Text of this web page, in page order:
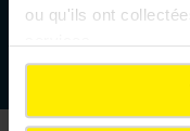
ou qu'ils ont